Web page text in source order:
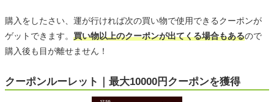
購入をしたさい、運が行ければ次の買い物で使用できるクーポンが
ゲットできます。 買い物以上のクーポンが出てくる場合もあるので
購入後も目が離せません！
クーポンルーレット｜最大10000円クーポンを獲得